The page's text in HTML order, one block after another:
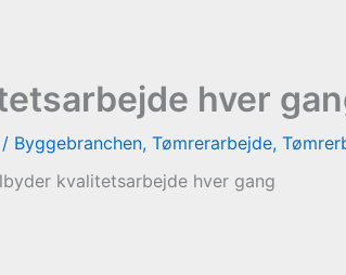
hver
/ Byggebranchen, Tømrerarbejde,
kvalitetsarbejde hver gang